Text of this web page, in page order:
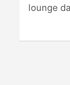
lounge